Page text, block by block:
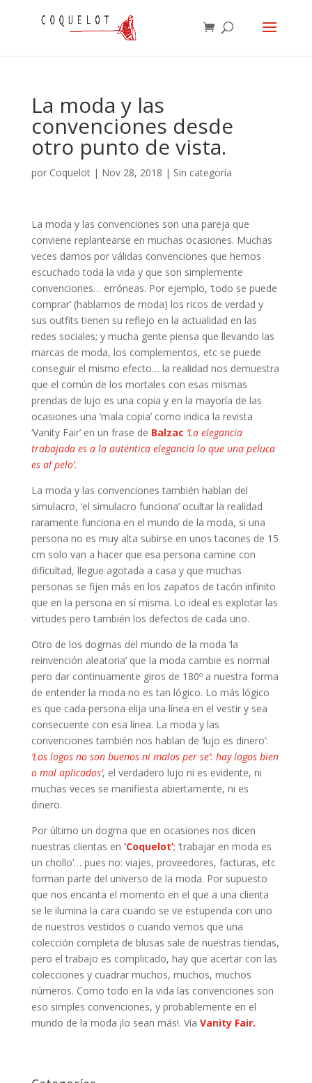
La moda y las
convenciones desde
otro punto de vista.
por Coquelot| Nov 28, 2018 | Sin categoría
La moda y las convenciones son una pareja que
conviene replantearse en muchas ocasiones. Muchas
veces damos por válidas convenciones que hemos
escuchado toda la vida y que son simplemente
convenciones… erróneas. Por ejemplo, ‘todo se puede
comprar’ (hablamos de moda) los ricos de verdad y
sus outfits tienen su reflejo en la actualidad en las
redes sociales; y mucha gente piensa que llevando las
marcas de moda, los complementos, etc se puede
conseguir el mismo efecto… la realidad nos demuestra
que el común de los mortales con esas mismas
prendas de lujo es una copia y en la mayoría de las
ocasiones una ‘mala copia’ como indica la revista
‘Vanity Fair’ en un frase de Balzac ‘La elegancia
trabajada es a la auténtica elegancia lo que una peluca
es al pelo’.
La moda y las convenciones también hablan del
simulacro, ‘el simulacro funciona’ ocultar la realidad
raramente funciona en el mundo de la moda, si una
persona no es muy alta subirse en unos tacones de 15
cm solo van a hacer que esa persona camine con
dificultad, llegue agotada a casa y que muchas
personas se fijen más en los zapatos de tacón infinito
que en la persona en sí misma. Lo ideal es explotar las
virtudes pero también los defectos de cada uno.
Otro de los dogmas del mundo de la moda ‘la
reinvención aleatoria’ que la moda cambie es normal
pero dar continuamente giros de 180º a nuestra forma
de entender la moda no es tan lógico. Lo más lógico
es que cada persona elija una línea en el vestir y sea
consecuente con esa línea. La moda y las
convenciones también nos hablan de ‘lujo es dinero’:
‘Los logos no son buenos ni malos per se’: hay logos bien
o mal aplicados’, el verdadero lujo ni es evidente, ni
muchas veces se manifiesta abiertamente, ni es
dinero.
Por último un dogma que en ocasiones nos dicen
nuestras clientas en ‘Coquelot’; ‘trabajar en moda es
un chollo’… pues no: viajes, proveedores, facturas, etc
forman parte del universo de la moda. Por supuesto
que nos encanta el momento en el que a una clienta
se le ilumina la cara cuando se ve estupenda con uno
de nuestros vestidos o cuando vemos que una
colección completa de blusas sale de nuestras tiendas,
pero el trabajo es complicado, hay que acertar con las
colecciones y cuadrar muchos, muchos, muchos
números. Como todo en la vida las convenciones son
eso simples convenciones, y probablemente en el
mundo de la moda ¡lo sean más!. Vía Vanity Fair.